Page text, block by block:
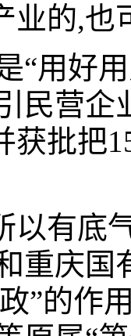
业的,也
“用好
民营企
获批把
以有底
重庆国
”的作